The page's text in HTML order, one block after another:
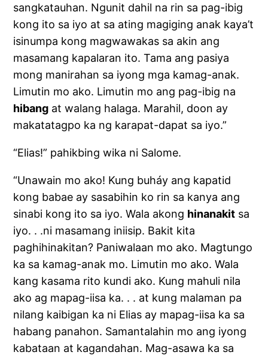
sangkatauhan. Ngunit dahil na rin sa pag-ibig
kong ito sa iyo at sa ating magiging anak kaya’t
isinumpa kong magwawakas sa akin ang
masamang kapalaran ito. Tama ang pasiya
mong manirahan sa iyong mga kamag-anak.
Limutin mo ako. Limutin mo ang pag-ibig na
hibang at walang halaga. Marahil, doon ay
makatatagpo ka ng karapat-dapat sa iyo.”
“Elias!” pahikbing wika ni Salome.
“Unawain mo ako! Kung buháy ang kapatid
kong babae ay sasabihin ko rin sa kanya ang
sinabi kong ito sa iyo. Wala akong hinanakit sa
iyo. . .ni masamang iniisip. Bakit kita
paghihinakitan? Paniwalaan mo ako. Magtungo
ka sa kamag-anak mo. Limutin mo ako. Wala
kang kasama rito kundi ako. Kung mahuli nila
ako ag mapag-iisa ka. . . at kung malaman pa
nilang kaibigan ka ni Elias ay mapag-iisa ka sa
habang panahon. Samantalahin mo ang iyong
kabataan at kagandahan. Mag-asawa ka sa